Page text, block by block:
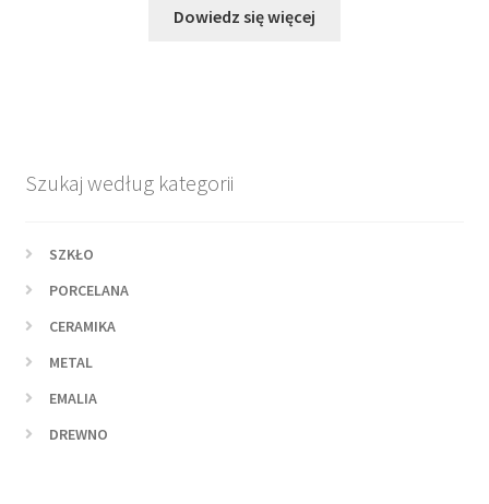
Dowiedz się więcej
Szukaj według kategorii
SZKŁO
PORCELANA
CERAMIKA
METAL
EMALIA
DREWNO